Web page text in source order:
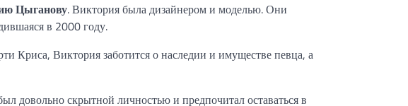
Цыганову. Виктория была дизайнером и моделью. Они
в 2000 году.
Криса, Виктория заботится о наследии и имуществе певца, а
довольно скрытной личностью и предпочитал оставаться в